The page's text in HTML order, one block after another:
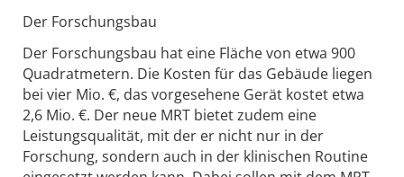
Der Forschungsbau
Der Forschungsbau hat eine Fläche von etwa 900
Quadratmetern. Die Kosten für das Gebäude liegen
bei vier Mio. €, das vorgesehene Gerät kostet etwa
2,6 Mio. €. Der neue MRT bietet zudem eine
Leistungsqualität, mit der er nicht nur in der
Forschung, sondern auch in der klinischen Routine